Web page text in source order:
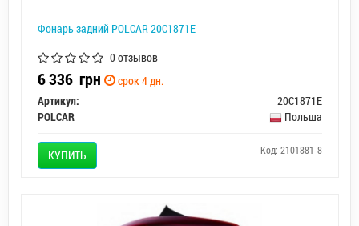
Фонарь задний POLCAR 20C1871E
0 отзывов
6 336 грн
срок 4 дн.
Артикул:
20C1871E
POLCAR
Польша
КУПИТЬ Код: 2101881-8